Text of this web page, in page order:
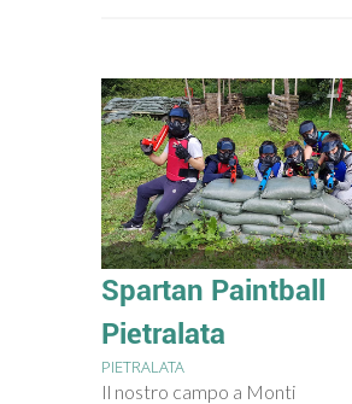
Spartan Paintball
Pietralata
PIETRALATA
Il nostro campo a Monti